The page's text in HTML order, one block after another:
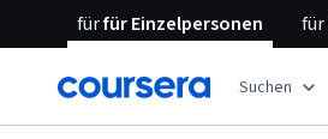
fürfür Einzelpersonen für
Suchen